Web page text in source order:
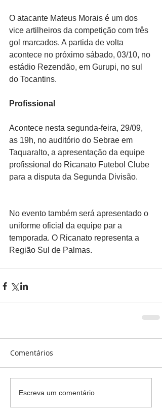
O atacante Mateus Morais é um dos
vice artilheiros da competição com três
gol marcados. A partida de volta
acontece no próximo sábado, 03/10, no
estádio Rezendão, em Gurupi, no sul
do Tocantins.
Profissional
Acontece nesta segunda-feira, 29/09,
as 19h, no auditório do Sebrae em
Taquaralto, a apresentação da equipe
profissional do Ricanato Futebol Clube
para a disputa da Segunda Divisão.
No evento também será apresentado o
uniforme oficial da equipe par a
temporada. O Ricanato representa a
Região Sul de Palmas.
Comentários
Escreva um comentário